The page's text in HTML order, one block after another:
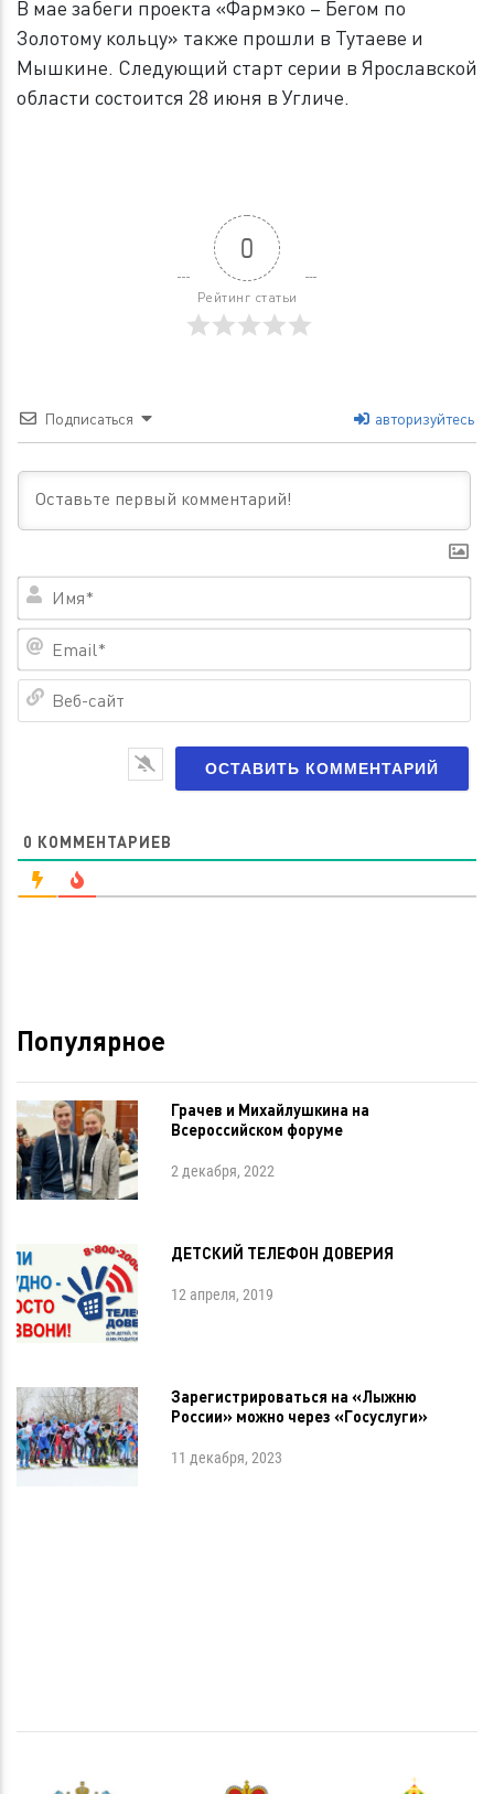
В мае забеги проекта «Фармэко – Бегом по
Золотому кольцу» также прошли в Тутаеве и
Мышкине. Следующий старт серии в Ярославской
области состоится 28 июня в Угличе.
0
Рейтинг статьи
Подписаться авторизуйтесь
0 КОММЕНТАРИЕВ
Популярное
Грачев и Михайлушкина на
Всероссийском форуме
2 декабря, 2022
ДЕТСКИЙ ТЕЛЕФОН ДОВЕРИЯ
12 апреля, 2019
Зарегистрироваться на «Лыжню
России» можно через «Госуслуги»
11 декабря, 2023